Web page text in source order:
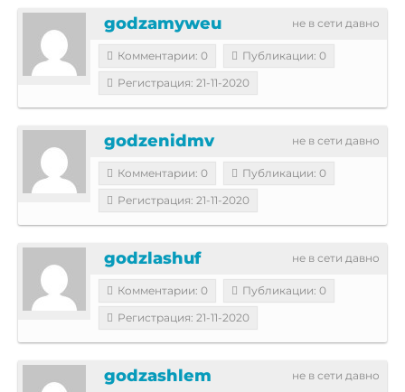
не в сети давно
godzamyweu
Комментарии: 0
Публикации: 0
Регистрация: 21-11-2020
не в сети давно
godzenidmv
Комментарии: 0
Публикации: 0
Регистрация: 21-11-2020
не в сети давно
godzlashuf
Комментарии: 0
Публикации: 0
Регистрация: 21-11-2020
не в сети давно
godzashlem